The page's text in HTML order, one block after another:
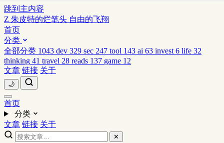
跳到主内容
Z 朱皮特的烂笔头 自由的飞翔
首页
分类
全部分类 1043 dev 329 sec 247 tool 143 ai 63 invest 6 life 32
thinking 41 travel 28 reads 137 game 12
文章 链接 关于
🌙
首页
分类
文章 链接 关于
✕